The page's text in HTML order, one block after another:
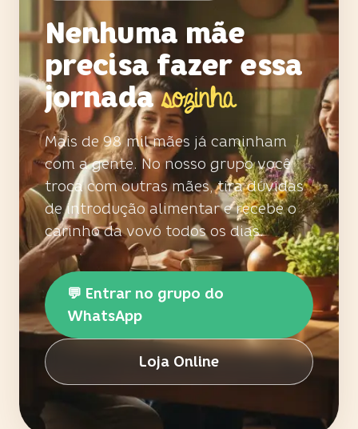
Nenhuma mãe
precisa fazer essa
jornada sozinha
Mais de 98 mil mães já caminham
com a gente. No nosso grupo você
troca com outras mães, tira dúvidas
de introdução alimentar e recebe o
carinho da vovó todos os dias.
💬 Entrar no grupo do
WhatsApp
Loja Online